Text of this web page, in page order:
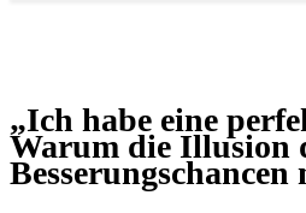
„Ich habe eine
Warum die Illusion